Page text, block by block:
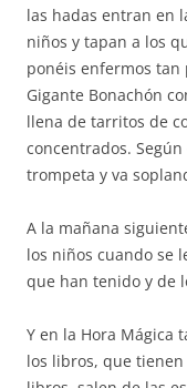
las hadas entran en
niños y tapan a los
ponéis enfermos tan
Gigante Bonachón
llena de tarritos de
concentrados.
trompeta y va
A la mañana
los niños cuando se
que han tenido y de
Y en la Hora Mágica
los libros, que